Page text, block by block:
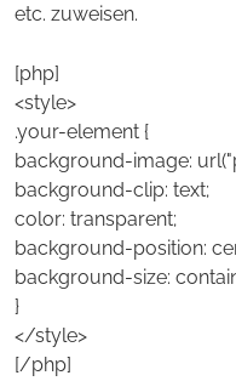
etc. zuweisen.
[php]
<style>
.your-element {
background-image:
background-clip: text;
color: transparent;
background-position:
background-size:
}
</style>
[/php]